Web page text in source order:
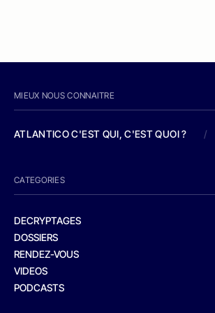
MIEUX NOUS CONNAITRE
ATLANTICO C'EST QUI, C'EST QUOI ? /
CATEGORIES
DECRYPTAGES
DOSSIERS
RENDEZ-VOUS
VIDEOS
PODCASTS